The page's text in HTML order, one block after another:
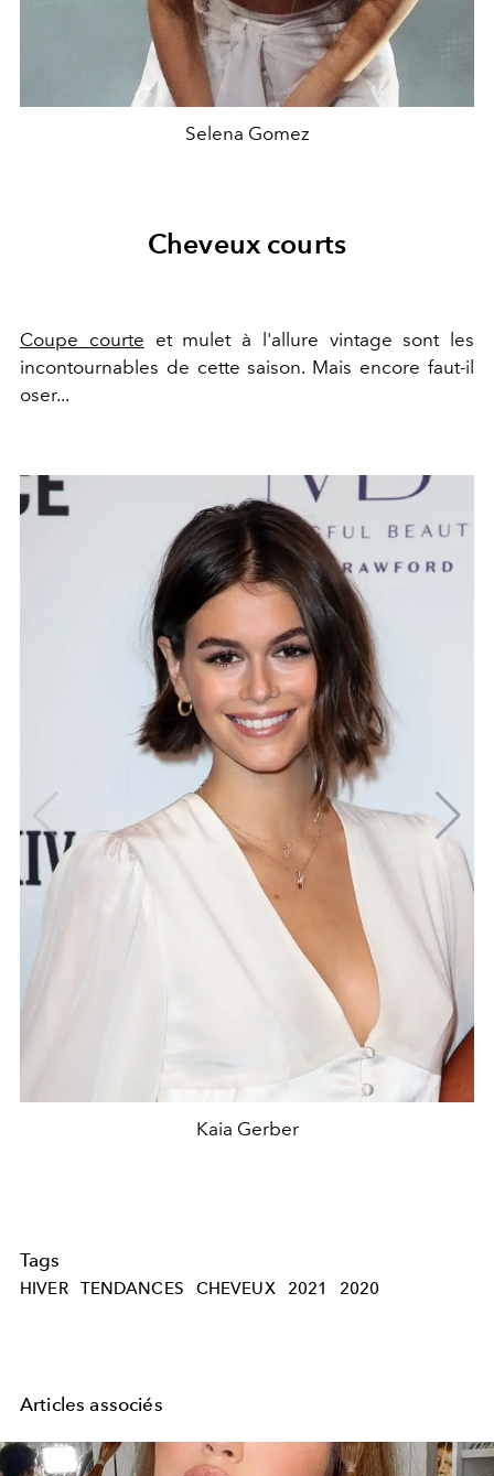
Selena Gomez
Cheveux courts
Coupe courte et mulet à l'allure vintage sont les
incontournables de cette saison. Mais encore faut-il
oser...
Kaia Gerber
Tags
HIVER TENDANCES CHEVEUX 2021 2020
Articles associés